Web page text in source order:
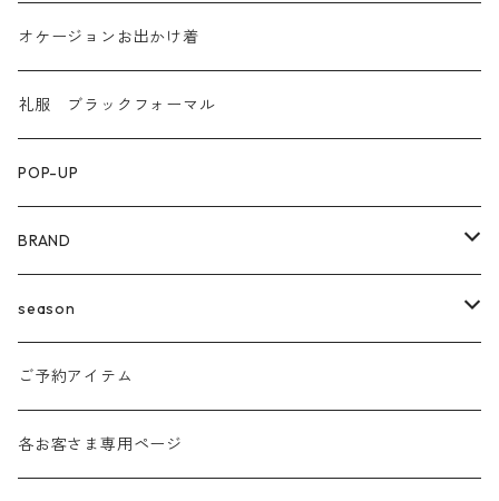
オケージョンお出かけ着
礼服 ブラックフォーマル
POP-UP
BRAND
agnost
amo
anana
season
24ss
24aw
ご予約アイテム
各お客さま専用ページ